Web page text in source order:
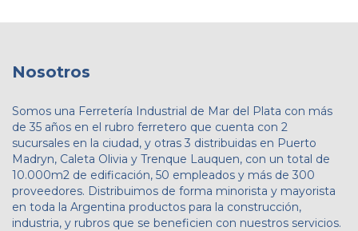
Nosotros
Somos una Ferretería Industrial de Mar del Plata con más
de 35 años en el rubro ferretero que cuenta con 2
sucursales en la ciudad, y otras 3 distribuidas en Puerto
Madryn, Caleta Olivia y Trenque Lauquen, con un total de
10.000m2 de edificación, 50 empleados y más de 300
proveedores. Distribuimos de forma minorista y mayorista
en toda la Argentina productos para la construcción,
industria, y rubros que se beneficien con nuestros servicios.